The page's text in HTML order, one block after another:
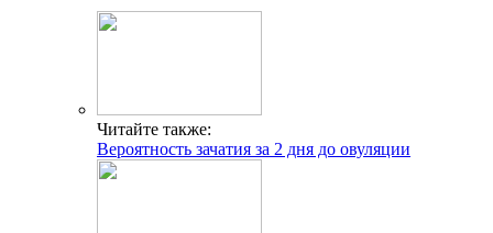
Читайте также:
Вероятность зачатия за 2 дня до овуляции